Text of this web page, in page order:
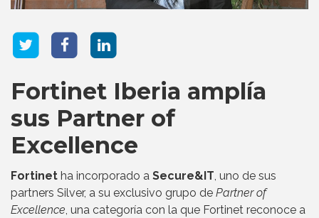
Fortinet Iberia amplía
sus Partner of
Excellence
Fortinet ha incorporado a Secure&IT, uno de sus
partners Silver, a su exclusivo grupo de Partner of
Excellence, una categoría con la que Fortinet reconoce a